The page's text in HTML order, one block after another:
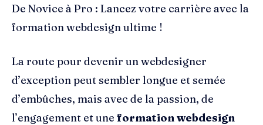
De Novice à Pro : Lancez votre carrière avec la
formation webdesign ultime !
La route pour devenir un webdesigner
d’exception peut sembler longue et semée
d’embûches, mais avec de la passion, de
l’engagement et une formation webdesign